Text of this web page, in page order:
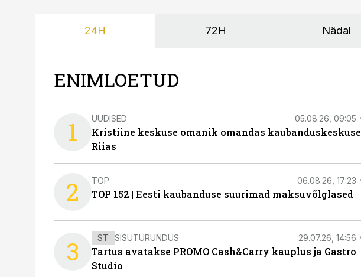
24H 72H Nädal
ENIMLOETUD
1 UUDISED 05.08.26, 09:05
Kristiine keskuse omanik omandas kaubanduskeskuse
Riias
2 TOP 06.08.26, 17:23
TOP 152 | Eesti kaubanduse suurimad maksuvõlglased
3 ST SISUTURUNDUS 29.07.26, 14:56
Tartus avatakse PROMO Cash&Carry kauplus ja Gastro
Studio